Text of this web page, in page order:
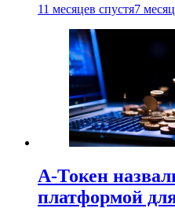
11 месяцев спустя7
А-Токен
платформой